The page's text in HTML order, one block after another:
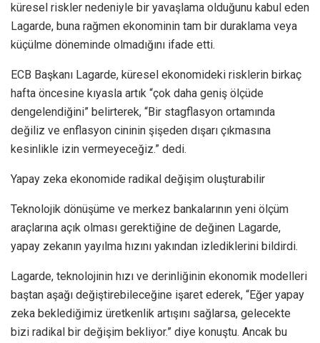
küresel riskler nedeniyle bir yavaşlama olduğunu kabul eden
Lagarde, buna rağmen ekonominin tam bir duraklama veya
küçülme döneminde olmadığını ifade etti.
ECB Başkanı Lagarde, küresel ekonomideki risklerin birkaç
hafta öncesine kıyasla artık “çok daha geniş ölçüde
dengelendiğini” belirterek, “Bir stagflasyon ortamında
değiliz ve enflasyon cininin şişeden dışarı çıkmasına
kesinlikle izin vermeyeceğiz.” dedi.
Yapay zeka ekonomide radikal değişim oluşturabilir
Teknolojik dönüşüme ve merkez bankalarının yeni ölçüm
araçlarına açık olması gerektiğine de değinen Lagarde,
yapay zekanın yayılma hızını yakından izlediklerini bildirdi.
Lagarde, teknolojinin hızı ve derinliğinin ekonomik modelleri
baştan aşağı değiştirebileceğine işaret ederek, “Eğer yapay
zeka beklediğimiz üretkenlik artışını sağlarsa, gelecekte
bizi radikal bir değişim bekliyor.” diye konuştu. Ancak bu